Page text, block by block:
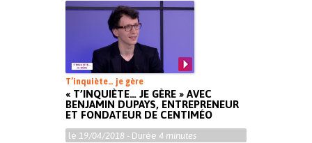
T’inquiète… je gère
« T’INQUIÈTE… JE GÈRE » AVEC
BENJAMIN DUPAYS, ENTREPRENEUR
ET FONDATEUR DE CENTIMÉO
le 19/04/2018 - Durée 4 minutes